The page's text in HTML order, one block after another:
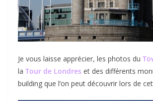
Je vous laisse apprécier, les photos du
la Tour de Londres et des différents
building que l’on peut découvrir lors de